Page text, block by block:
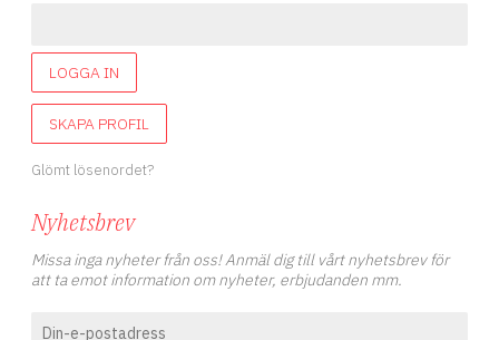
LOGGA IN
SKAPA PROFIL
Glömt lösenordet?
Nyhetsbrev
Missa inga nyheter från oss! Anmäl dig till vårt nyhetsbrev för
att ta emot information om nyheter, erbjudanden mm.